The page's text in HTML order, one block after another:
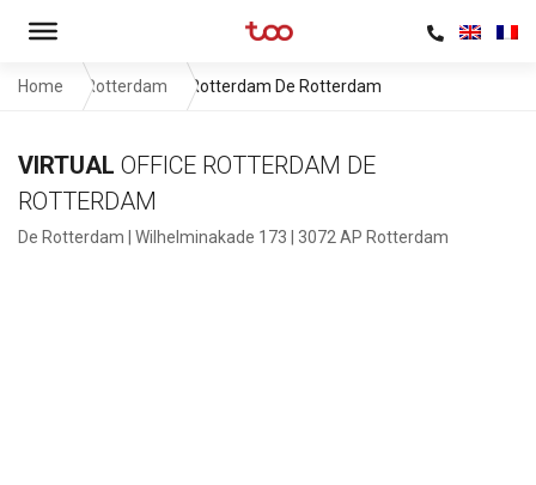
Home Rotterdam Rotterdam De Rotterdam
VIRTUAL OFFICE ROTTERDAM DE
ROTTERDAM
De Rotterdam | Wilhelminakade 173 | 3072 AP Rotterdam